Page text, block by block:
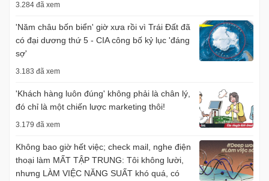
3.284 đã xem
'Năm châu bốn biển' giờ xưa rồi vì Trái Đất đã
có đại dương thứ 5 - CIA công bố kỷ lục 'đáng
sợ'
3.183 đã xem
'Khách hàng luôn đúng' không phải là chân lý,
đó chỉ là một chiến lược marketing thôi!
3.179 đã xem
Không bao giờ hết việc; check mail, nghe điện
thoại làm MẤT TẬP TRUNG: Tôi không lười,
nhưng LÀM VIỆC NĂNG SUẤT khó quá, có